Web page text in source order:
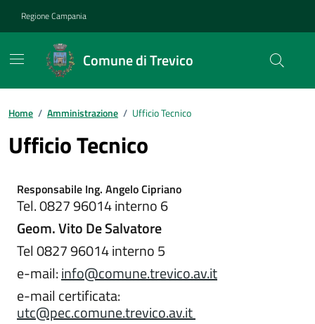
Regione Campania
Comune di Trevico
Home / Amministrazione / Ufficio Tecnico
Ufficio Tecnico
Responsabile Ing. Angelo Cipriano
Tel. 0827 96014 interno 6
Geom. Vito De Salvatore
Tel 0827 96014 interno 5
e-mail:info@comune.trevico.av.it
e-mail certificata:
utc@pec.comune.trevico.av.it